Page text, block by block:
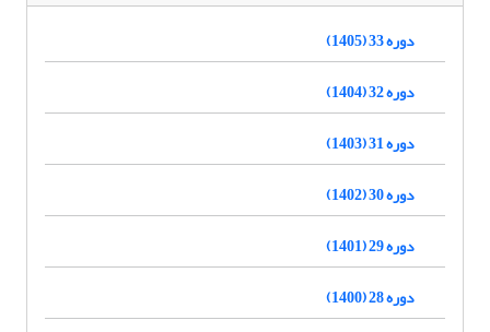
دوره 33 (1405)
دوره 32 (1404)
دوره 31 (1403)
دوره 30 (1402)
دوره 29 (1401)
دوره 28 (1400)